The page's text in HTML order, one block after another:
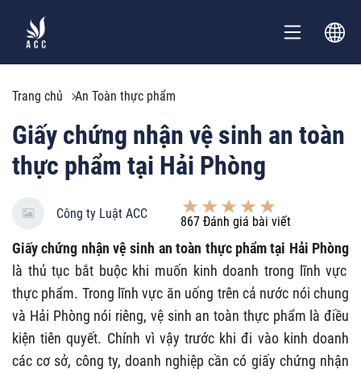
Trang chủ An Toàn thực phẩm
Giấy chứng nhận vệ sinh an toàn
thực phẩm tại Hải Phòng
Công ty Luật ACC
867 Đánh giá bài viết
Giấy chứng nhận vệ sinh an toàn thực phẩm tại Hải Phòng
là thủ tục bắt buộc khi muốn kinh doanh trong lĩnh vực
thực phẩm. Trong lĩnh vực ăn uống trên cả nước nói chung
và Hải Phòng nói riêng, vệ sinh an toàn thực phẩm là điều
kiện tiên quyết. Chính vì vậy trước khi đi vào kinh doanh
các cơ sở, công ty, doanh nghiệp cần có giấy chứng nhận